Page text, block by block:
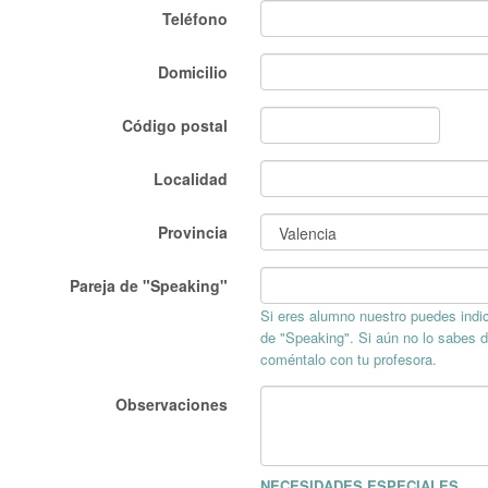
Teléfono
Domicilio
Código postal
Localidad
Provincia
Pareja de "Speaking"
Si eres alumno nuestro puedes
de "Speaking". Si aún no lo sabes
coméntalo con tu profesora.
Observaciones